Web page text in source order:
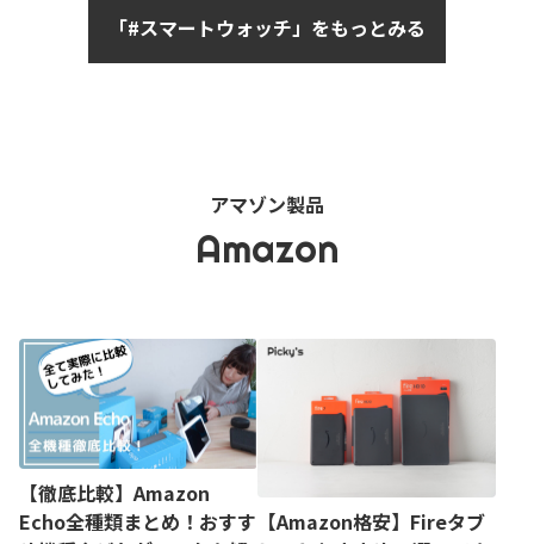
「#スマートウォッチ」をもっとみる
アマゾン製品
Amazon
【徹底比較】Amazon
Echo全種類まとめ！おすす 【Amazon格安】Fireタブ